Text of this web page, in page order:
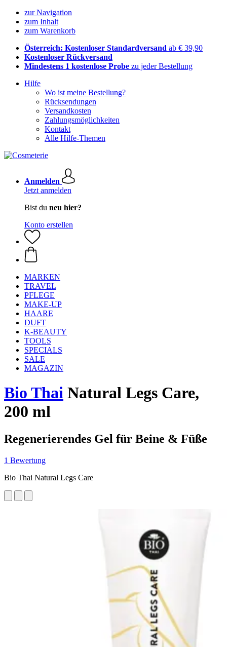
zur Navigation
zum Inhalt
zum Warenkorb
Österreich: Kostenloser Standardversand ab € 39,90
Kostenloser Rückversand
Mindestens 1 kostenlose Probe zu jeder Bestellung
Hilfe
Wo ist meine Bestellung?
Rücksendungen
Versandkosten
Zahlungsmöglichkeiten
Kontakt
Alle Hilfe-Themen
Anmelden
Jetzt anmelden
Bist du neu hier?
Konto erstellen
MARKEN
TRAVEL
PFLEGE
MAKE-UP
HAARE
DUFT
K-BEAUTY
TOOLS
SPECIALS
SALE
MAGAZIN
Bio Thai Natural Legs Care,
200 ml
Regenerierendes Gel für Beine & Füße
1 Bewertung
Bio Thai Natural Legs Care